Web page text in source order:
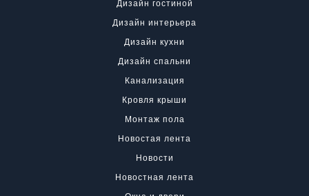
Дизайн гостиной
Дизайн интерьера
Дизайн кухни
Дизайн спальни
Канализация
Кровля крыши
Монтаж пола
Новостая лента
Новости
Новостная лента